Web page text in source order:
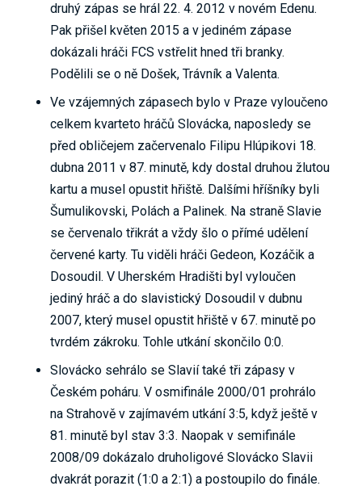
druhý zápas se hrál 22. 4. 2012 v novém Edenu.
Pak přišel květen 2015 a v jediném zápase
dokázali hráči FCS vstřelit hned tři branky.
Podělili se o ně Došek, Trávník a Valenta.
Ve vzájemných zápasech bylo v Praze vyloučeno
celkem kvarteto hráčů Slovácka, naposledy se
před obličejem začervenalo Filipu Hlúpikovi 18.
dubna 2011 v 87. minutě, kdy dostal druhou žlutou
kartu a musel opustit hřiště. Dalšími hříšníky byli
Šumulikovski, Polách a Palinek. Na straně Slavie
se červenalo třikrát a vždy šlo o přímé udělení
červené karty. Tu viděli hráči Gedeon, Kozáčik a
Dosoudil. V Uherském Hradišti byl vyloučen
jediný hráč a do slavistický Dosoudil v dubnu
2007, který musel opustit hřiště v 67. minutě po
tvrdém zákroku. Tohle utkání skončilo 0:0.
Slovácko sehrálo se Slavií také tři zápasy v
Českém poháru. V osmifinále 2000/01 prohrálo
na Strahově v zajímavém utkání 3:5, když ještě v
81. minutě byl stav 3:3. Naopak v semifinále
2008/09 dokázalo druholigové Slovácko Slavii
dvakrát porazit (1:0 a 2:1) a postoupilo do finále.